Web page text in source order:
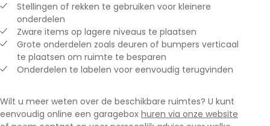
Stellingen of rekken te gebruiken voor kleinere
onderdelen
Zware items op lagere niveaus te plaatsen
Grote onderdelen zoals deuren of bumpers verticaal
te plaatsen om ruimte te besparen
Onderdelen te labelen voor eenvoudig terugvinden
Wilt u meer weten over de beschikbare ruimtes? U kunt
eenvoudig online een garagebox huren via onze website